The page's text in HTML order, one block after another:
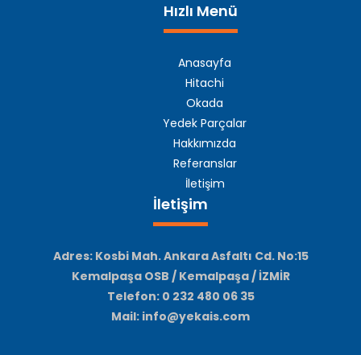
Hızlı Menü
Anasayfa
Hitachi
Okada
Yedek Parçalar
Hakkımızda
Referanslar
İletişim
İletişim
Adres: Kosbi Mah. Ankara Asfaltı Cd. No:15
Kemalpaşa OSB / Kemalpaşa / İZMİR
Telefon: 0 232 480 06 35
Mail: info@yekais.com